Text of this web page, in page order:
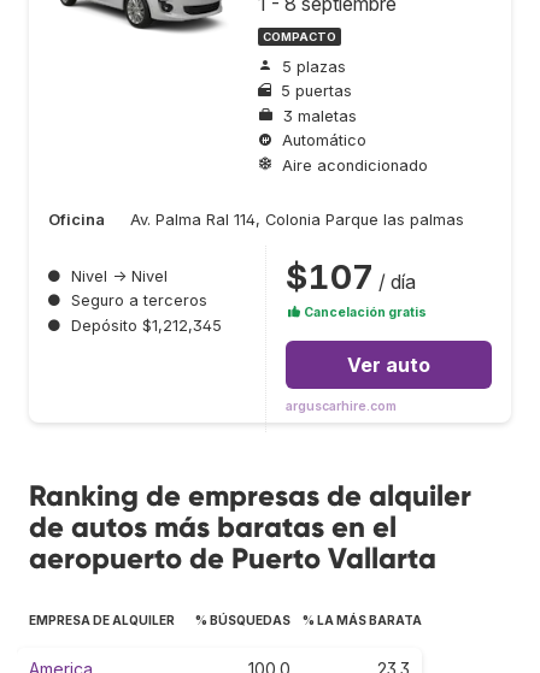
COMPACTO
5 plazas
5 puertas
3 maletas
Automático
Aire acondicionado
Oficina Av. Palma Ral 114, Colonia Parque las palmas
● Nivel → Nivel
● Seguro a terceros
● Depósito $1,212,345
$107 / día
Cancelación gratis
Ver auto
arguscarhire.com
Ranking de empresas de alquiler
de autos más baratas en el
aeropuerto de Puerto Vallarta
EMPRESA DE ALQUILER % BÚSQUEDAS % LA MÁS BARATA
America 100.0 23.3